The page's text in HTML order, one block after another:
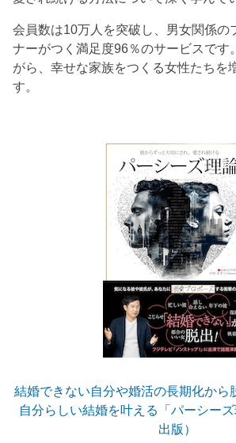
会員数は10万人を突破し、男女関係の
ナーがつく満足度96％のサービスです
がら、幸せな家族をつくる女性たちを
す。
結婚できない自分や婚活の長期化から
自分らしい結婚を叶える「パーシー
出版）